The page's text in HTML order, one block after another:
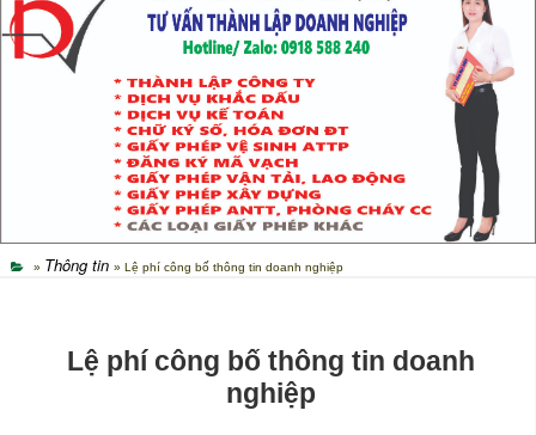
» Thông tin » Lệ phí công bố thông tin doanh nghiệp
Lệ phí công bố thông tin doanh
nghiệp